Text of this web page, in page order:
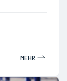
MEHR